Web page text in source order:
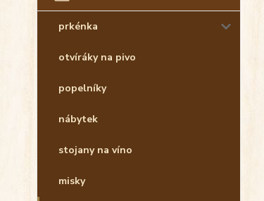
prkénka
otvíráky na pivo
popelníky
nábytek
stojany na víno
misky